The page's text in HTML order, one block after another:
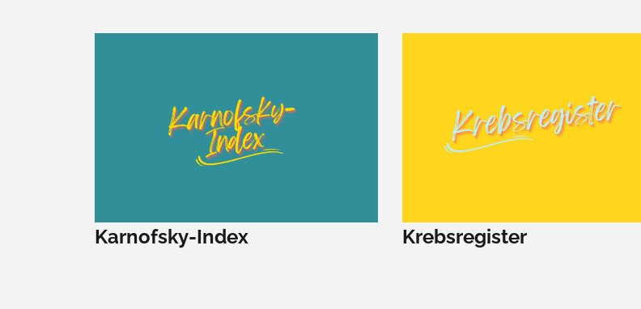
Karnofsky-Index Krebsregister